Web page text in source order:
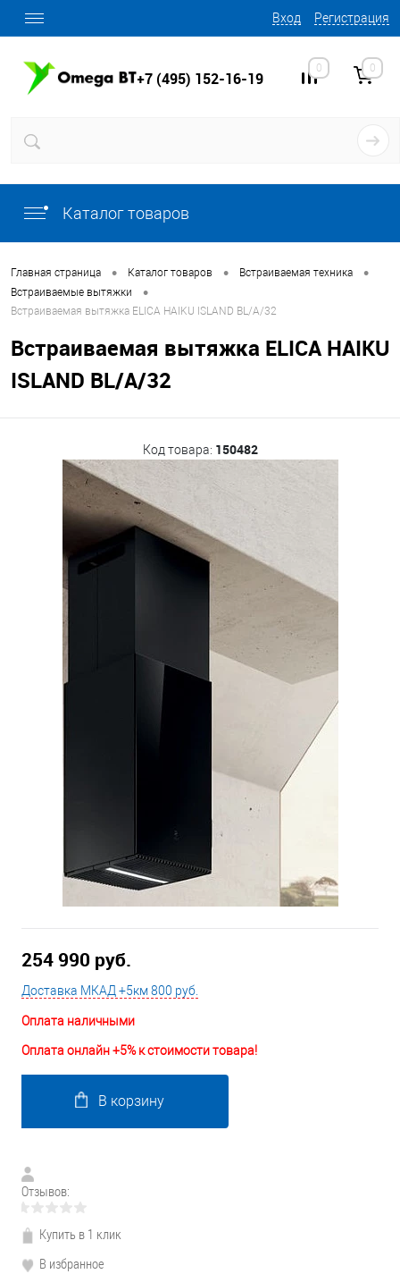
Вход Регистрация
+7 (495) 152-16-19
0 0
Каталог товаров
Главная страница • Каталог товаров • Встраиваемая техника •
Встраиваемые вытяжки •
Встраиваемая вытяжка ELICA HAIKU ISLAND BL/A/32
Встраиваемая вытяжка ELICA HAIKU
ISLAND BL/A/32
Код товара: 150482
254 990 руб.
Доставка МКАД +5км 800 руб.
Оплата наличными
Оплата онлайн +5% к стоимости товара!
В корзину
Отзывов:
Купить в 1 клик
В избранное